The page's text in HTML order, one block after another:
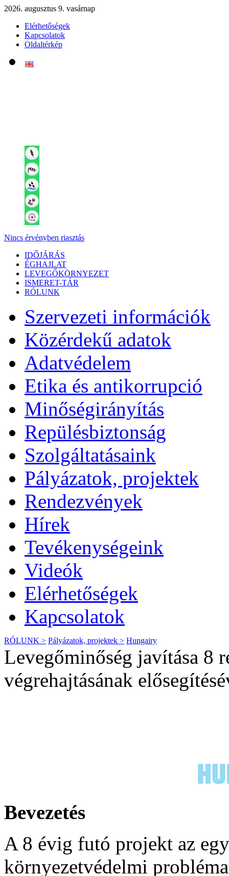
2026. augusztus 9. vasárnap
Elérhetőségek
Kapcsolatok
Oldaltérkép
Nincs érvényben riasztás
IDŐJÁRÁS
ÉGHAJLAT
LEVEGŐKÖRNYEZET
ISMERET-TÁR
RÓLUNK
Szervezeti információk
Közérdekű adatok
Adatvédelem
Etika és antikorrupció
Minőségirányítás
Repülésbiztonság
Szolgáltatásaink
Pályázatok, projektek
Rendezvények
Hírek
Tevékenységeink
Videók
Elérhetőségek
Kapcsolatok
RÓLUNK > Pályázatok, projektek > Hungairy
Levegőminőség javítása 8
végrehajtásának
Bevezetés
A 8 évig futó projekt az
környezetvédelmi